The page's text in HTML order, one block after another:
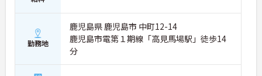
勤務地
鹿児島県 鹿児島市 中町12-14
鹿児島市電第１期線「高見馬場駅」徒歩14
分